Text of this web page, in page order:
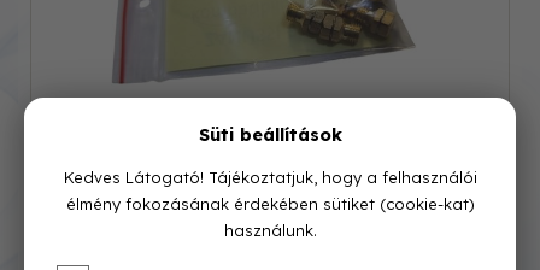
Süti beállítások
Kedves Látogató! Tájékoztatjuk, hogy a felhasználói
élmény fokozásának érdekében sütiket (cookie-kat)
használunk.